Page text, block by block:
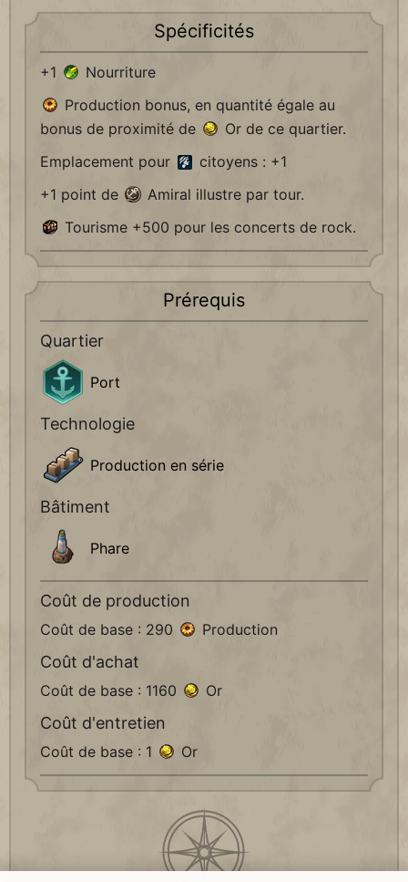
Spécificités
+1
Nourriture
Production bonus, en quantité égale au
bonus de proximité de
Or de ce quartier.
Emplacement pour
citoyens : +1
+1 point de
Amiral illustre par tour.
Tourisme +500 pour les concerts de rock.
Prérequis
Quartier
Port
Technologie
Production en série
Bâtiment
Phare
Coût de production
Coût de base : 290 Production
Coût d'achat
Coût de base : 1160 Or
Coût d'entretien
Coût de base : 1 Or